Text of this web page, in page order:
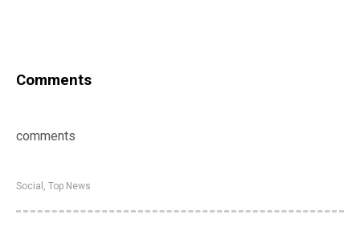
Comments
comments
Social , Top News